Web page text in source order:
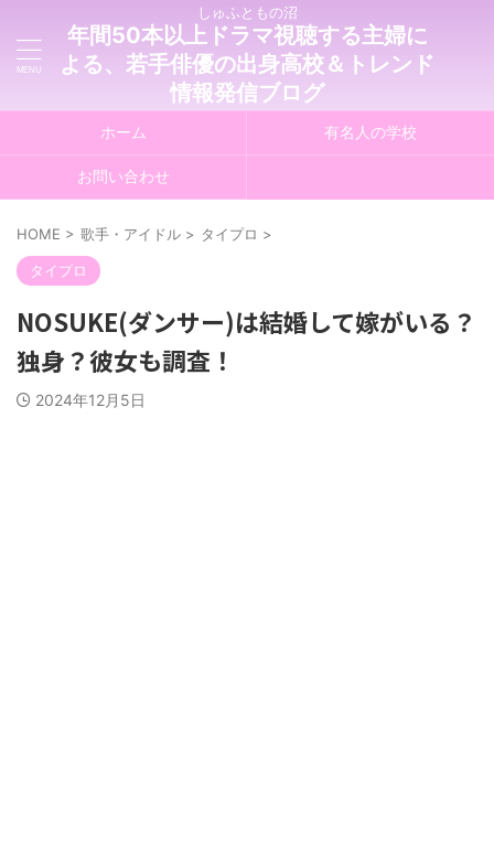
しゅふともの沼
年間50本以上ドラマ視聴する主婦に
よる、若手俳優の出身高校＆トレンド
情報発信ブログ
ホーム 有名人の学校
お問い合わせ
HOME > 歌手・アイドル > タイプロ >
タイプロ
NOSUKE(ダンサー)は結婚して嫁がいる？
独身？彼女も調査！
2024年12月5日